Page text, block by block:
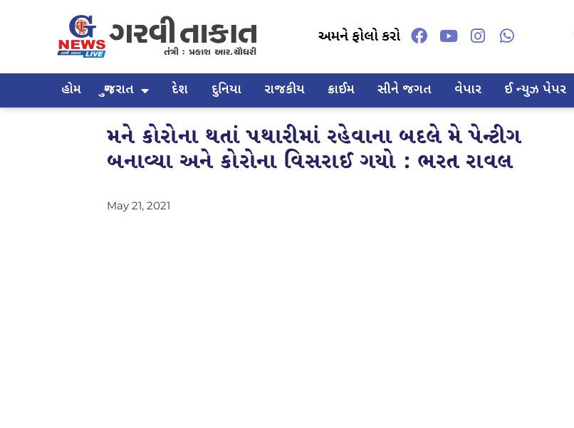
અમને ફોલો કરો
હોમ ગુજરાત દેશ દુનિયા રાજકીય ક્રાઈમ સીને જગત વેપાર ઈ ન્યુઝ પેપર
મને કોરોના થતાં પથારીમાં રહેવાના બદલે મે પેન્ટીગ
બનાવ્યા અને કોરોના વિસરાઈ ગયો : ભરત રાવલ
May 21, 2021